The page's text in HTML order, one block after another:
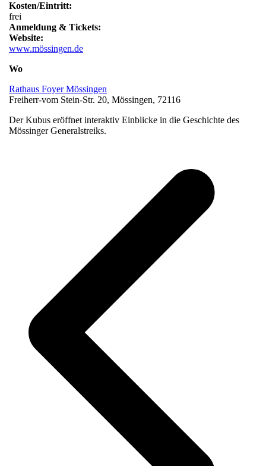
Kosten/Eintritt:
frei
Anmeldung & Tickets:
Website:
www.mössingen.de
Wo
Rathaus Foyer Mössingen
Freiherr-vom Stein-Str. 20, Mössingen, 72116
Der Kubus eröffnet interaktiv Einblicke in die Geschichte des
Mössinger Generalstreiks.